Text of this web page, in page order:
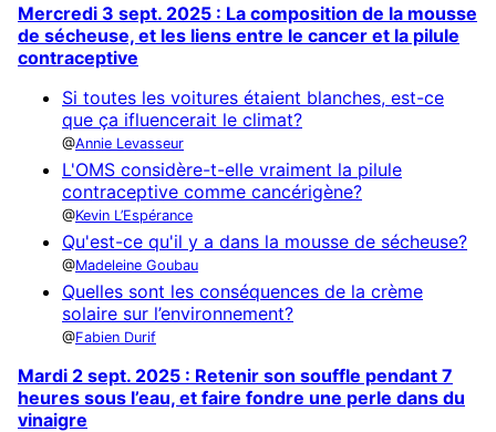
Mercredi 3 sept. 2025 : La composition de la mousse
de sécheuse, et les liens entre le cancer et la pilule
contraceptive
Si toutes les voitures étaient blanches, est-ce
que ça ifluencerait le climat?
Annie Levasseur
L'OMS considère-t-elle vraiment la pilule
contraceptive comme cancérigène?
Kevin L’Espérance
Qu'est-ce qu'il y a dans la mousse de sécheuse?
Madeleine Goubau
Quelles sont les conséquences de la crème
solaire sur l’environnement?
Fabien Durif
Mardi 2 sept. 2025 : Retenir son souffle pendant 7
heures sous l’eau, et faire fondre une perle dans du
vinaigre